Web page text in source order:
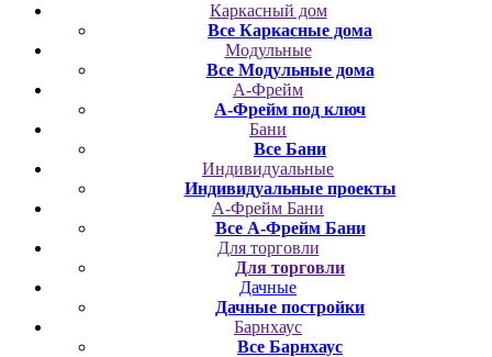
Каркасный дом
Все Каркасные дома
Модульные
Все Модульные дома
А-Фрейм
А-Фрейм под ключ
Бани
Все Бани
Индивидуальные
Индивидуальные проекты
А-Фрейм Бани
Все А-Фрейм Бани
Для торговли
Для торговли
Дачные
Дачные постройки
Барнхаус
Все Барнхаус